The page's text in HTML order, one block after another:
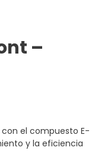
–
el compuesto E-
y la eficiencia